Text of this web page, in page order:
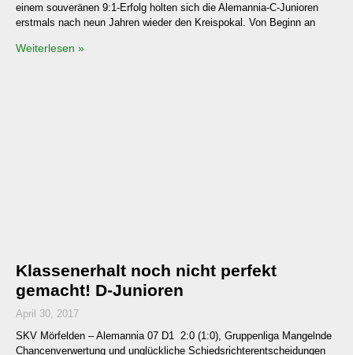
einem souveränen 9:1-Erfolg holten sich die Alemannia-C-Junioren
erstmals nach neun Jahren wieder den Kreispokal. Von Beginn an
Weiterlesen »
Klassenerhalt noch nicht perfekt
gemacht! D-Junioren
April 30, 2017
SKV Mörfelden – Alemannia 07 D1 2:0 (1:0), Gruppenliga Mangelnde
Chancenverwertung und unglückliche Schiedsrichterentscheidungen